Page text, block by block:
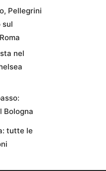
Pellegrini
sul
nel
Bologna
tutte le